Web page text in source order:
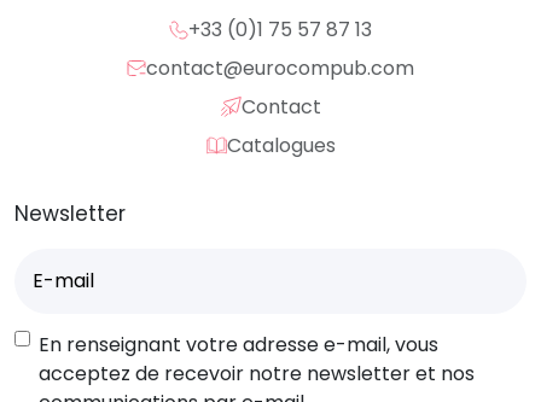
+33 (0)1 75 57 87 13
contact@eurocompub.com
Contact
Catalogues
Newsletter
mail(Nécessaire)
RGPD
En renseignant votre adresse e-mail, vous
acceptez de recevoir notre newsletter et nos